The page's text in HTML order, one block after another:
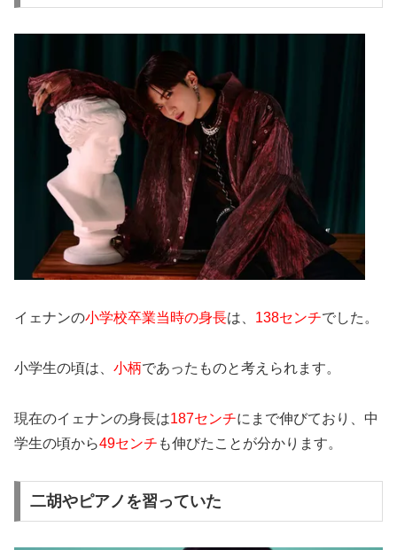
イェナンの小学校卒業当時の身長は、 138センチでした。
小学生の頃は、 小柄であったものと考えられます。
現在のイェナンの身長は187センチにまで伸びており、中
学生の頃から49センチ も伸びたことが分かります。
二胡やピアノを習っていた